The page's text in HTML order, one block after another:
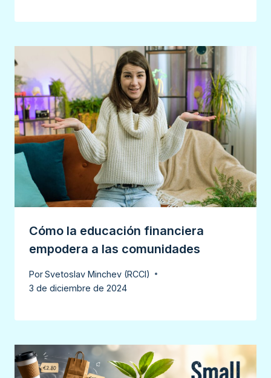
Cómo la educación financiera
empodera a las comunidades
PorSvetoslav Minchev (RCCI)
3 de diciembre de 2024